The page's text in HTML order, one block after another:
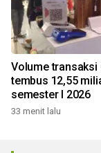
Volume transaksi
tembus 12,55
semester I 2026
33 menit lalu